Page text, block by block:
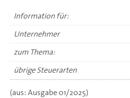
Information für:
Unternehmer
zum Thema:
übrige Steuerarten
(aus: Ausgabe 01/2025)